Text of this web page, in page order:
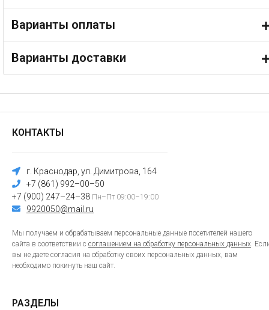
Варианты оплаты
Варианты доставки
КОНТАКТЫ
г. Краснодар, ул. Димитрова, 164
+7 (861) 992–00–50
+7 (900) 247–24–38 Пн–Пт 09:00–19:00
9920050@mail.ru
Мы получаем и обрабатываем персональные данные посетителей нашего
сайта в соответствии с соглашением на обработку персональных данных.
вы не даете согласия на обработку своих персональных данных, вам
необходимо покинуть наш сайт.
РАЗДЕЛЫ